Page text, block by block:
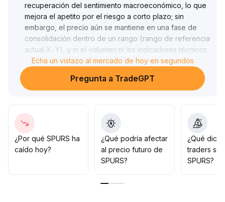
recuperación del sentimiento macroeconómico, lo que
mejora el apetito por el riesgo a corto plazo; sin
embargo, el precio aún se mantiene en una fase de
consolidación dentro de un rango (rango de referencia
actual X-Y), y ni el volumen ni los indicadores técnicos
muestran una dirección clara de tendencia.
Se recomienda a los inversionistas mantener una actitud
de observación a corto plazo, y la estrategia clave es:
considerar aumentar posiciones siguiendo la tendencia;
si el precio pierde el soporte del límite inferior y
continúa con presión, se debe cortar las pérdidas de
manera decidida, evitando seguir ciegamente los
movimientos del mercado, y esperar a que la tendencia
Echa un vistazo al mercado de hoy en segundos
Pregunta a TradeGPT
¿Por qué SPURS ha
caído hoy?
¿Qué podría afectar
al precio futuro de
SPURS?
¿Qué
traders
SPURS?